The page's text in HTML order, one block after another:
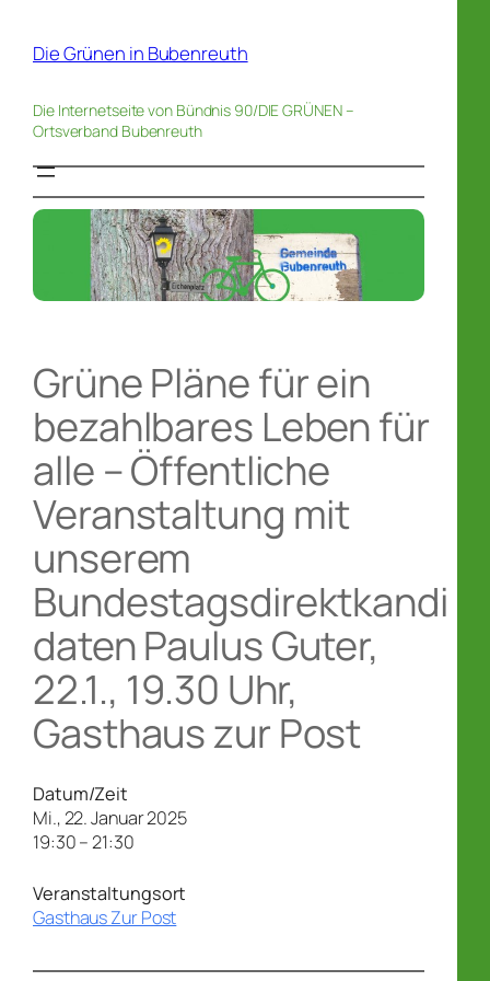
springenDie Grünen in Bubenreuth
Die Internetseite von Bündnis 90/DIE GRÜNEN –
Ortsverband Bubenreuth
Grüne Pläne für ein
bezahlbares Leben für
alle – Öffentliche
Veranstaltung mit
unserem
Bundestagsdirektkandi
daten Paulus Guter,
22.1., 19.30 Uhr,
Gasthaus zur Post
Datum/Zeit
Mi., 22. Januar 2025
19:30 – 21:30
Veranstaltungsort
Gasthaus Zur Post